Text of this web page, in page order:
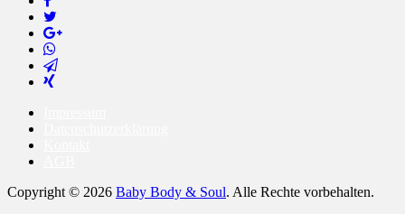
Copyright © 2026 Baby Body & Soul. Alle Rechte vorbehalten.